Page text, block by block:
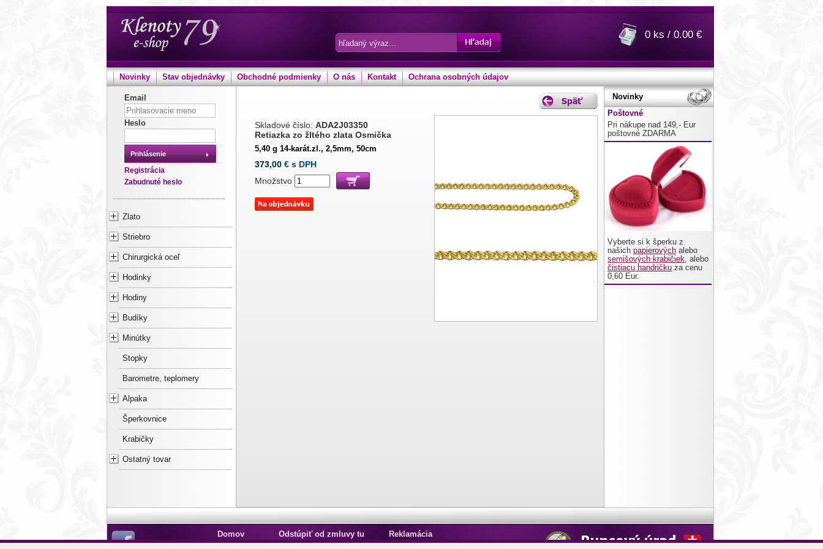
0 ks / 0.00 €
Novinky Stav objednávky Obchodné podmienky O nás Kontakt Ochrana osobných údajov
Email
Heslo
Prihlásenie
Registrácia
Zabudnuté heslo
Zlato
Striebro
Chirurgická oceľ
Hodinky
Hodiny
Budíky
Minútky
Stopky
Barometre, teplomery
Alpaka
Šperkovnice
Krabičky
Ostatný tovar
Skladové číslo: ADA2J03350
Retiazka zo žltého zlata Osmička
5,40 g 14-karát.zl., 2,5mm, 50cm
373,00 € s DPH
Množstvo
Novinky
Poštovné
Pri nákupe nad 149,- Eur
poštovné ZDARMA
Vyberte si k šperku z
našich papierových alebo
semišových krabičiek, alebo
čistiacu handričku za cenu
0,60 Eur.
Domov
Odstúpiť od zmluvy tu
Reklamácia